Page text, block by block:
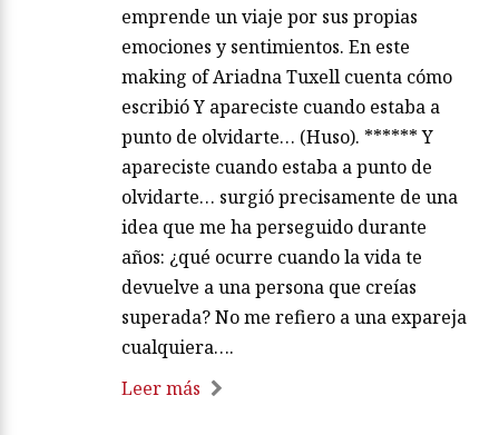
emprende un viaje por sus propias
emociones y sentimientos. En este
making of Ariadna Tuxell cuenta cómo
escribió Y apareciste cuando estaba a
punto de olvidarte… (Huso). ****** Y
apareciste cuando estaba a punto de
olvidarte… surgió precisamente de una
idea que me ha perseguido durante
años: ¿qué ocurre cuando la vida te
devuelve a una persona que creías
superada? No me refiero a una expareja
cualquiera….
Leer más